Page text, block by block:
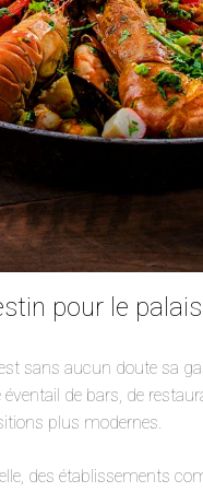
pour le palais
sans aucun doute sa
éventail de bars, de
plus modernes.
des établissements